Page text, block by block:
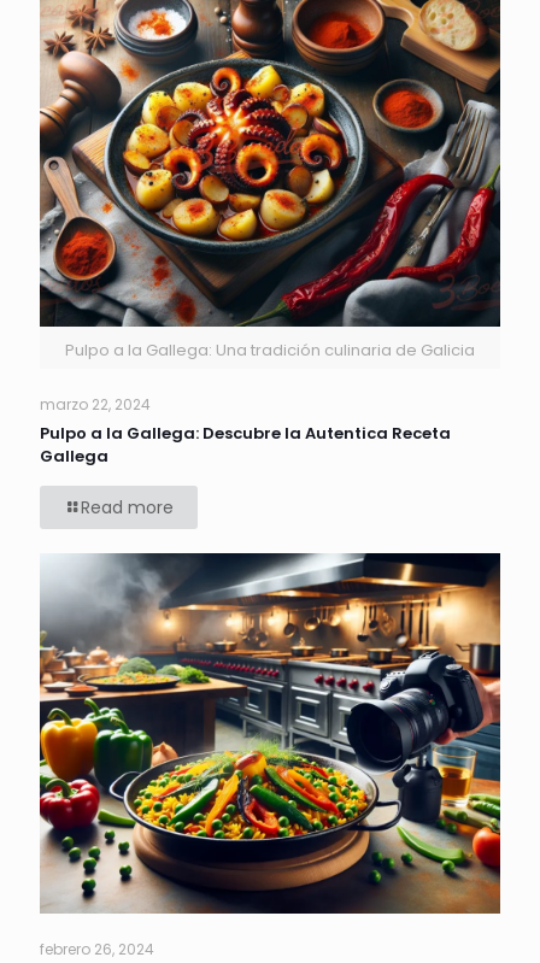
Pulpo a la Gallega: Una tradición culinaria de Galicia
marzo 22, 2024
Pulpo a la Gallega: Descubre la Autentica Receta
Gallega
Read more
febrero 26, 2024